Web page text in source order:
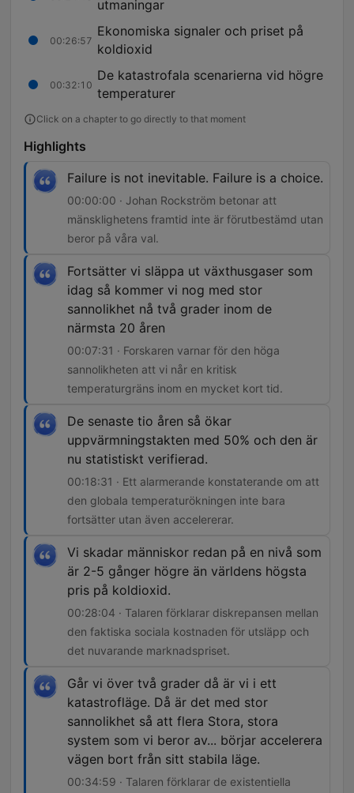
utmaningar
00:26:57
Ekonomiska signaler och priset på
koldioxid
00:32:10
De katastrofala scenarierna vid högre
temperaturer
Click on a chapter to go directly to that moment
Highlights
Failure is not inevitable. Failure is a choice.
00:00:00 · Johan Rockström betonar att
mänsklighetens framtid inte är förutbestämd utan
beror på våra val.
Fortsätter vi släppa ut växthusgaser som
idag så kommer vi nog med stor
sannolikhet nå två grader inom de
närmsta 20 åren
00:07:31 · Forskaren varnar för den höga
sannolikheten att vi når en kritisk
temperaturgräns inom en mycket kort tid.
De senaste tio åren så ökar
uppvärmningstakten med 50% och den är
nu statistiskt verifierad.
00:18:31 · Ett alarmerande konstaterande om att
den globala temperaturökningen inte bara
fortsätter utan även accelererar.
Vi skadar människor redan på en nivå som
är 2-5 gånger högre än världens högsta
pris på koldioxid.
00:28:04 · Talaren förklarar diskrepansen mellan
den faktiska sociala kostnaden för utsläpp och
det nuvarande marknadspriset.
Går vi över två grader då är vi i ett
katastrofläge. Då är det med stor
sannolikhet så att flera Stora, stora
system som vi beror av... börjar accelerera
vägen bort från sitt stabila läge.
00:34:59 · Talaren förklarar de existentiella